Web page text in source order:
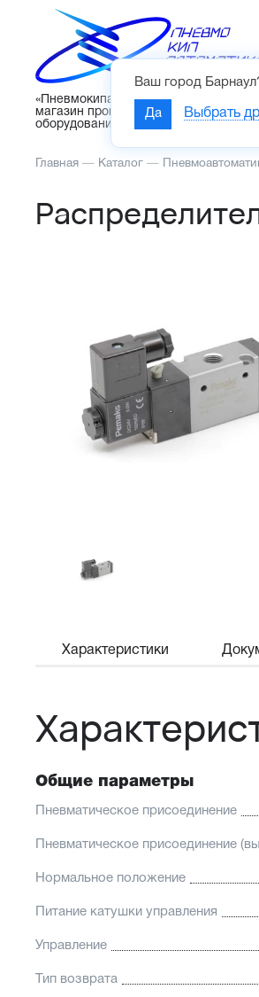
«Пневмокипавтоматика» – интернет-
магазин промышленного
оборудования
Ваш город Барнаул
Да Выбрать
Главная — Каталог —
Характеристики
Общие параметры
Пневматическое присоединение
Пневматическое присоединение
Нормальное положение
Питание катушки управления
Управление
Тип возврата